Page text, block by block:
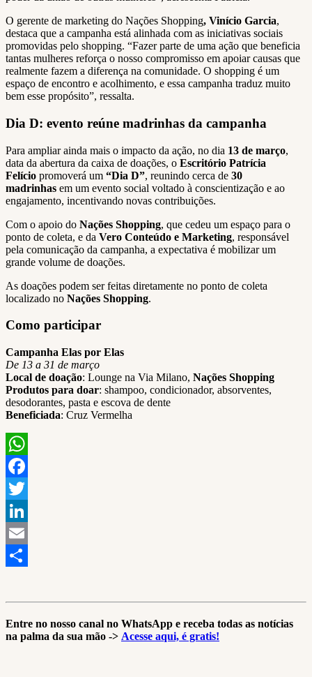
O gerente de marketing do Nações Shopping, Vinício Garcia,
destaca que a campanha está alinhada com as iniciativas sociais
promovidas pelo shopping. “Fazer parte de uma ação que beneficia
tantas mulheres reforça o nosso compromisso em apoiar causas que
realmente fazem a diferença na comunidade. O shopping é um
espaço de encontro e acolhimento, e essa campanha traduz muito
bem esse propósito”, ressalta.
Dia D: evento reúne madrinhas da campanha
Para ampliar ainda mais o impacto da ação, no dia 13 de março,
data da abertura da caixa de doações, o Escritório Patrícia
Felício promoverá um “Dia D”, reunindo cerca de 30
madrinhas em um evento social voltado à conscientização e ao
engajamento, incentivando novas contribuições.
Com o apoio do Nações Shopping, que cedeu um espaço para o
ponto de coleta, e da Vero Conteúdo e Marketing, responsável
pela comunicação da campanha, a expectativa é mobilizar um
grande volume de doações.
As doações podem ser feitas diretamente no ponto de coleta
localizado no Nações Shopping.
Como participar
Campanha Elas por Elas
De 13 a 31 de março
Local de doação: Lounge na Via Milano, Nações Shopping
Produtos para doar: shampoo, condicionador, absorventes,
desodorantes, pasta e escova de dente
Beneficiada: Cruz Vermelha
WhatsApp
Facebook
Twitter
LinkedIn
Email
Entre no nosso canal no WhatsApp e receba todas as notícias
na palma da sua mão -> Acesse aqui, é gratis!